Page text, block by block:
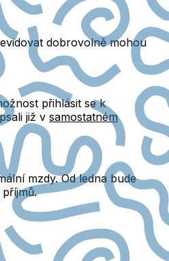
dobrovolně mohou
přihlásit se k
již v samostatném
mzdy. Od ledna bude
příjmů.